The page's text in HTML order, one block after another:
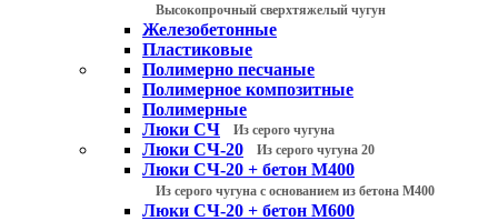
Высокопрочный сверхтяжелый чугун
Железобетонные
Пластиковые
Полимерно песчаные
Полимерное композитные
Полимерные
Люки СЧ
Из серого чугуна
Люки СЧ-20 Из серого чугуна 20
Люки СЧ-20 + бетон М400
Из серого чугуна с основанием из бетона М400
Люки СЧ-20 + бетон М600